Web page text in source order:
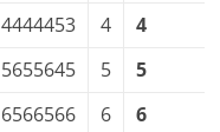
4444453 4
4
5655645 5
5
6566566 6 6